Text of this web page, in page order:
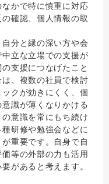
かで特に慎重に対応
確認、個人情報の取
分と縁の深い方や会
立な立場での支援が
支援につなげたこと
、複数の社員で検討
クが効きにくく、個
識が薄くなりかける
意識を常にもち続け
研修や勉強会などに
重要です。自身で自
等の外部の力も活用
があると考えます。